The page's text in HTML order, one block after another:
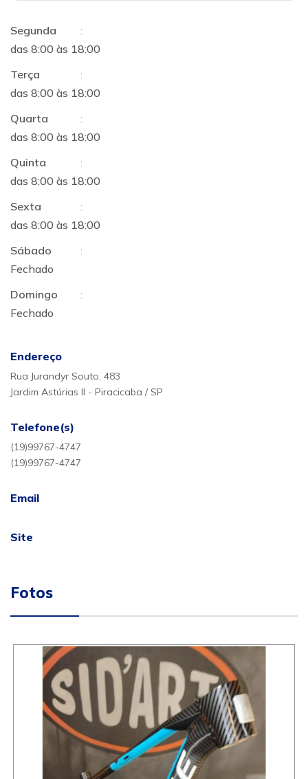
Segunda
:
das 8:00 às 18:00
Terça
:
das 8:00 às 18:00
Quarta
:
das 8:00 às 18:00
Quinta
:
das 8:00 às 18:00
Sexta
:
das 8:00 às 18:00
Sábado
:
Fechado
Domingo
:
Fechado
Endereço
Rua Jurandyr Souto, 483
Jardim Astúrias II - Piracicaba / SP
Telefone(s)
(19)99767-4747
(19)99767-4747
Email
Site
Fotos